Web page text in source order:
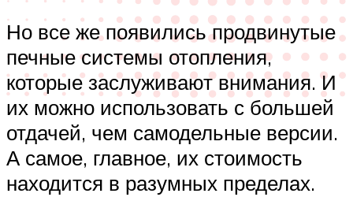
Но все же появились продвинутые
печные системы отопления,
которые заслуживают внимания. И
их можно использовать с большей
отдачей, чем самодельные версии.
А самое, главное, их стоимость
находится в разумных пределах.